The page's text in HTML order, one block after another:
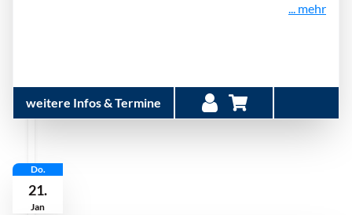
... mehr
weitere Infos & Termine
Do.
21.
Jan